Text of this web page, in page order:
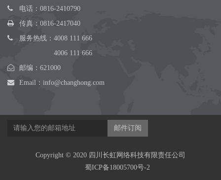
电话： 0816-2410790
传真：0816-2417040
服务热线： 4008 111 666
4006 111 666
邮编：621000
Email： info@changhong.com
邮件订阅
Copyright © 2020 四川长虹网络科技有限责任公司
蜀ICP备18005700号-2